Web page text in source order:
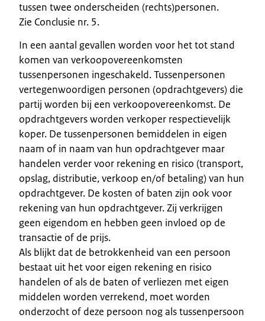
tussen twee onderscheiden (rechts)personen.
Zie Conclusie nr. 5.
In een aantal gevallen worden voor het tot stand
komen van verkoopovereenkomsten
tussenpersonen ingeschakeld. Tussenpersonen
vertegenwoordigen personen (opdrachtgevers) die
partij worden bij een verkoopovereenkomst. De
opdrachtgevers worden verkoper respectievelijk
koper. De tussenpersonen bemiddelen in eigen
naam of in naam van hun opdrachtgever maar
handelen verder voor rekening en risico (transport,
opslag, distributie, verkoop en/of betaling) van hun
opdrachtgever. De kosten of baten zijn ook voor
rekening van hun opdrachtgever. Zij verkrijgen
geen eigendom en hebben geen invloed op de
transactie of de prijs.
Als blijkt dat de betrokkenheid van een persoon
bestaat uit het voor eigen rekening en risico
handelen of als de baten of verliezen met eigen
middelen worden verrekend, moet worden
onderzocht of deze persoon nog als tussenpersoon